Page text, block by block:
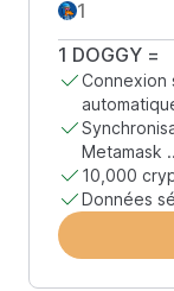
1 DOGGY =
Connexion
Metamask
10,000
Données